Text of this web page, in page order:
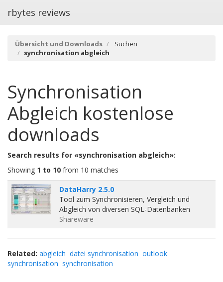
rbytes reviews
Übersicht und Downloads
Suchen
synchronisation abgleich
Synchronisation
Abgleich kostenlose
downloads
Search results for «synchronisation abgleich»:
Showing 1 to 10 from 10 matches
DataHarry 2.5.0
Tool zum Synchronisieren, Vergleich und
Abgleich von diversen SQL-Datenbanken
Shareware
Related: abgleich datei synchronisation outlook
synchronisation synchronisation